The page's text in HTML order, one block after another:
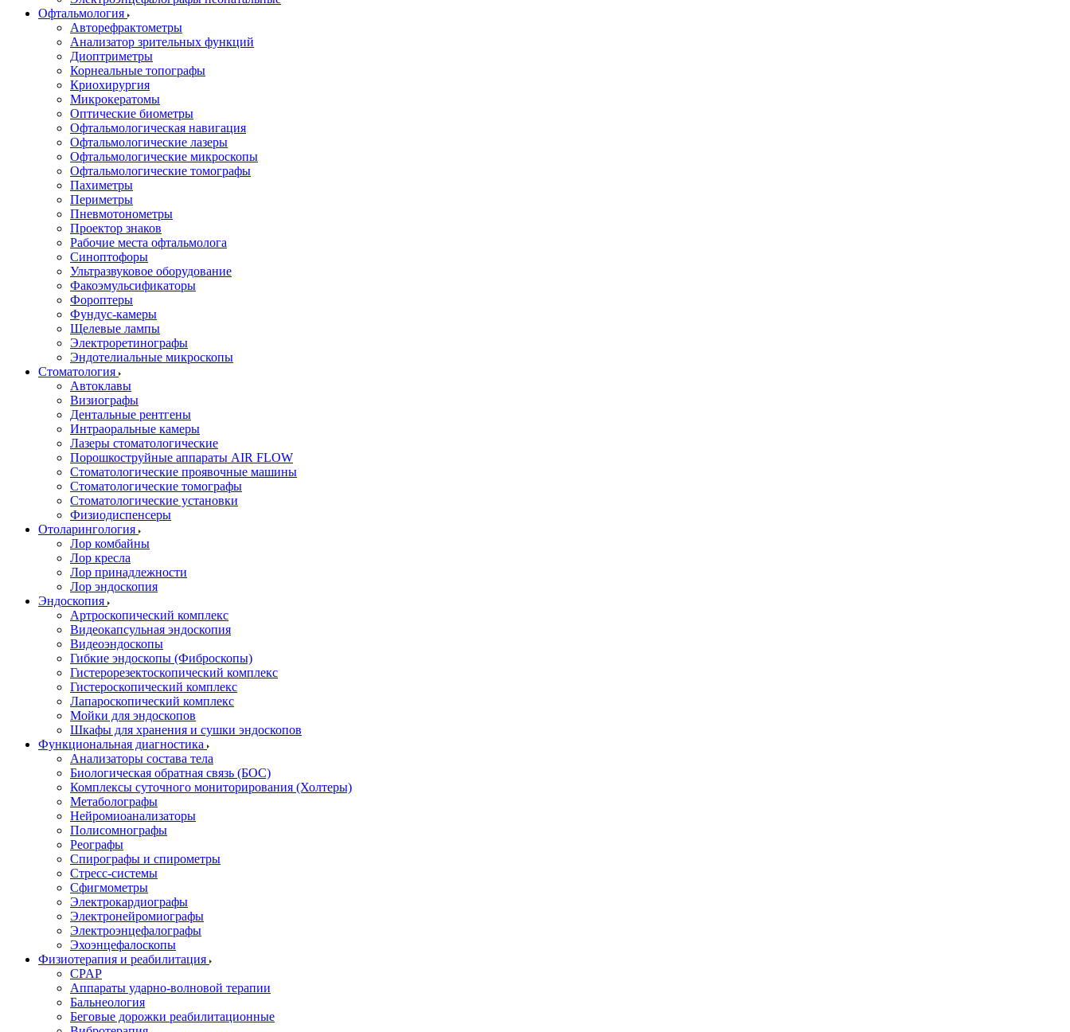
Офтальмология
Авторефрактометры
Анализатор зрительных функций
Диоптриметры
Корнеальные топографы
Криохирургия
Микрокератомы
Оптические биометры
Офтальмологическая навигация
Офтальмологические лазеры
Офтальмологические микроскопы
Офтальмологические томографы
Пахиметры
Периметры
Пневмотонометры
Проектор знаков
Рабочие места офтальмолога
Синоптофоры
Ультразвуковое оборудование
Факоэмульсификаторы
Фороптеры
Фундус-камеры
Щелевые лампы
Электроретинографы
Эндотелиальные микроскопы
Стоматология
Автоклавы
Визиографы
Дентальные рентгены
Интраоральные камеры
Лазеры стоматологические
Порошкоструйные аппараты AIR FLOW
Стоматологические проявочные машины
Стоматологические томографы
Стоматологические установки
Физиодиспенсеры
Отоларингология
Лор комбайны
Лор кресла
Лор принадлежности
Лор эндоскопия
Эндоскопия
Артроскопический комплекс
Видеокапсульная эндоскопия
Видеоэндоскопы
Гибкие эндоскопы (Фиброcкопы)
Гистерорезектоскопический комплекс
Гистероскопический комплекс
Лапароскопический комплекс
Мойки для эндоскопов
Шкафы для хранения и сушки эндоскопов
Функциональная диагностика
Анализаторы состава тела
Биологическая обратная связь (БОС)
Комплексы суточного мониторирования (Холтеры)
Метаболографы
Нейромиоанализаторы
Полисомнографы
Реографы
Спирографы и спирометры
Стресс-системы
Сфигмометры
Электрокардиографы
Электронейромиографы
Электроэнцефалографы
Эхоэнцефалоскопы
Физиотерапия и реабилитация
CPAP
Аппараты ударно-волновой терапии
Бальнеология
Беговые дорожки реабилитационные